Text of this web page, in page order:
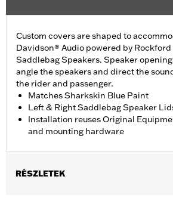
Custom covers are shaped to
Davidson® Audio powered by Rockford
Saddlebag Speakers. Speaker
angle the speakers and direct the
the rider and passenger.
Matches Sharkskin Blue Paint
Left & Right Saddlebag Speaker
Installation reuses Original
and mounting hardware
RÉSZLETEK